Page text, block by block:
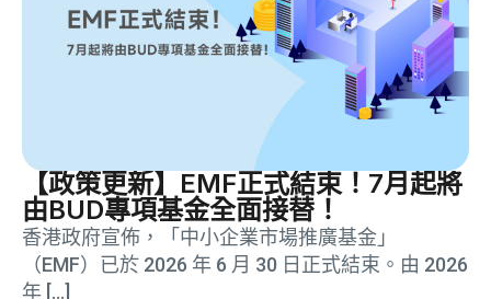
【政策更新】EMF正式結束！7月起將
由BUD專項基金全面接替！
香港政府宣佈，「中小企業市場推廣基金」
（EMF）已於 2026 年 6 月 30 日正式結束。由 2026
年 […]